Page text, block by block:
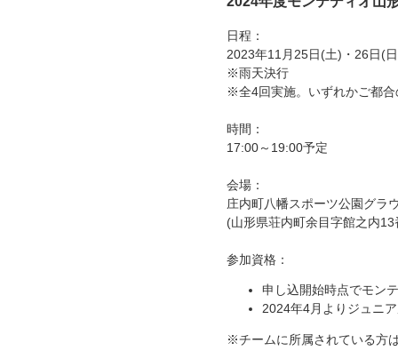
日程：
2023年11月25日(土)・26日(
※雨天決行
※全4回実施。いずれかご都
時間：
17:00～19:00予定
会場：
庄内町八幡スポーツ公園グラ
(山形県荘内町余目字館之内13
参加資格：
申し込開始時点でモン
2024年4月よりジュニ
※チームに所属されている方